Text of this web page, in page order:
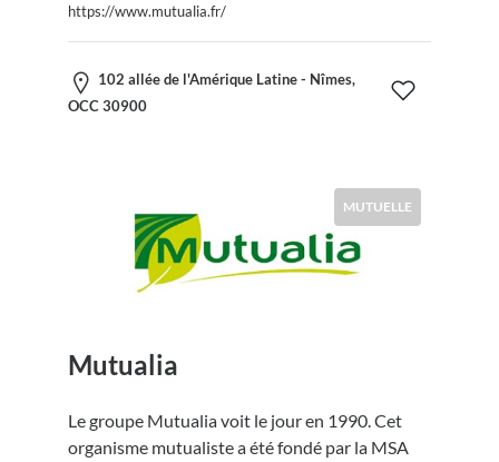
https://www.mutualia.fr/
102 allée de l'Amérique Latine - Nîmes,
OCC 30900
MUTUELLE
Mutualia
Le groupe Mutualia voit le jour en 1990. Cet
organisme mutualiste a été fondé par la MSA